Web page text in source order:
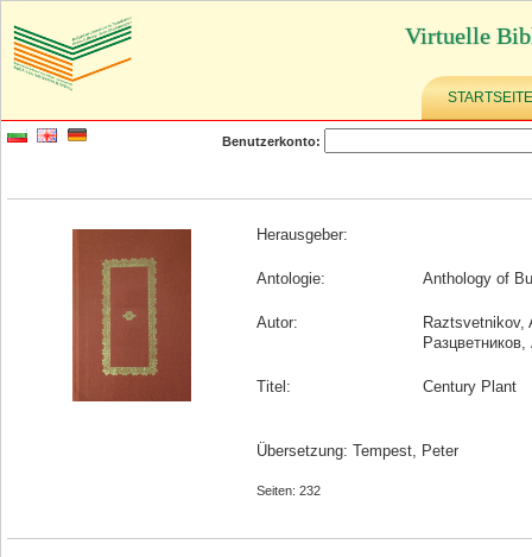
Virtuelle
STARTSEITE
Benutzerkonto:
Herausgeber:
Antologie: Anthology of
Autor:
Raztsvetnikov,
Titel: Century Plant
Übersetzung: Tempest, Peter
Seiten: 232